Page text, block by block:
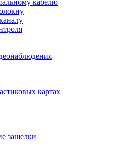
кабелю
картах
защелки